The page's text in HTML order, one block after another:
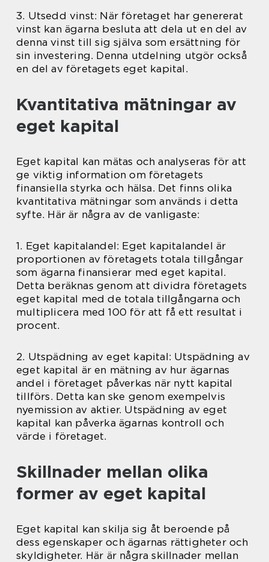
3. Utsedd vinst: När företaget har genererat
vinst kan ägarna besluta att dela ut en del av
denna vinst till sig själva som ersättning för
sin investering. Denna utdelning utgör också
en del av företagets eget kapital.
Kvantitativa mätningar av
eget kapital
Eget kapital kan mätas och analyseras för att
ge viktig information om företagets
finansiella styrka och hälsa. Det finns olika
kvantitativa mätningar som används i detta
syfte. Här är några av de vanligaste:
1. Eget kapitalandel: Eget kapitalandel är
proportionen av företagets totala tillgångar
som ägarna finansierar med eget kapital.
Detta beräknas genom att dividra företagets
eget kapital med de totala tillgångarna och
multiplicera med 100 för att få ett resultat i
procent.
2. Utspädning av eget kapital: Utspädning av
eget kapital är en mätning av hur ägarnas
andel i företaget påverkas när nytt kapital
tillförs. Detta kan ske genom exempelvis
nyemission av aktier. Utspädning av eget
kapital kan påverka ägarnas kontroll och
värde i företaget.
Skillnader mellan olika
former av eget kapital
Eget kapital kan skilja sig åt beroende på
dess egenskaper och ägarnas rättigheter och
skyldigheter. Här är några skillnader mellan